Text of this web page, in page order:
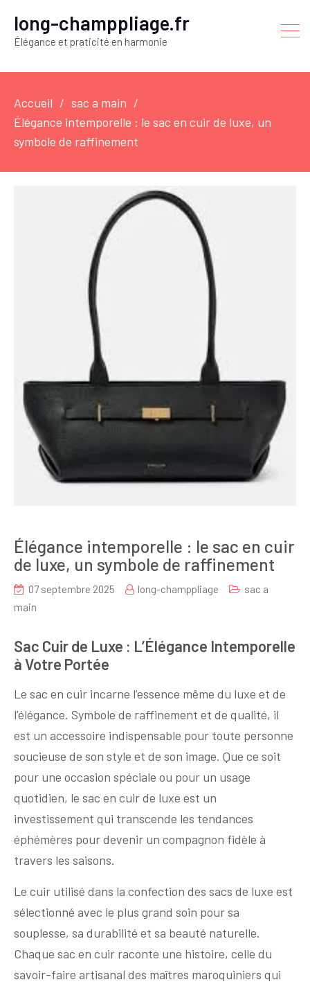
long-champpliage.fr
Élégance et praticité en harmonie
Accueil
sac a main
Élégance intemporelle : le sac en cuir de luxe, un
symbole de raffinement
Élégance intemporelle : le sac en cuir
de luxe, un symbole de raffinement
07 septembre 2025 long-champpliage
sac a
main
Sac Cuir de Luxe : L’Élégance Intemporelle
à Votre Portée
Le sac en cuir incarne l’essence même du luxe et de
l’élégance. Symbole de raffinement et de qualité, il
est un accessoire indispensable pour toute personne
soucieuse de son style et de son image. Que ce soit
pour une occasion spéciale ou pour un usage
quotidien, le sac en cuir de luxe est un
investissement qui transcende les tendances
éphémères pour devenir un compagnon fidèle à
travers les saisons.
Le cuir utilisé dans la confection des sacs de luxe est
sélectionné avec le plus grand soin pour sa
souplesse, sa durabilité et sa beauté naturelle.
Chaque sac en cuir raconte une histoire, celle du
savoir-faire artisanal des maîtres maroquiniers qui